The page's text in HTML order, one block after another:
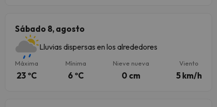
Sábado 8, agosto
Lluvias dispersas en los alrededores
Máxima
23 ºC
Mínima
6 ºC
Nieve nueva
0 cm
Viento
5 km/h